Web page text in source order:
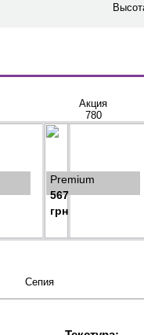
Акция
780
Premium
567
грн
Сепия